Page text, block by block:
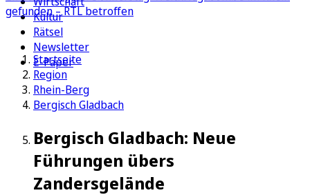
Kultur
Rätsel
Newsletter
E-Paper
gefunden – RTL betroffen
Startseite
Region
Rhein-Berg
Bergisch Gladbach
Bergisch Gladbach: Neue
Führungen übers
Zandersgelände